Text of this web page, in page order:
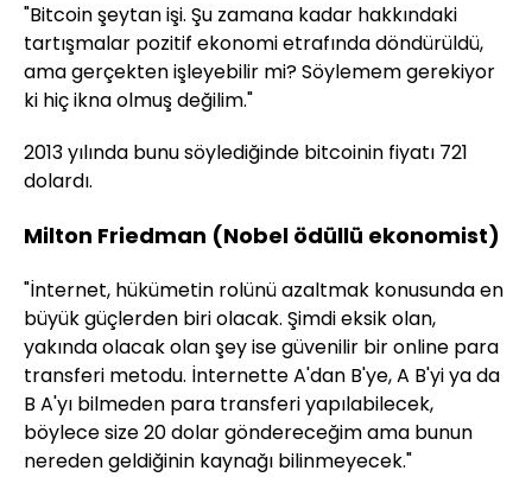
"Bitcoin şeytan işi. Şu zamana kadar hakkındaki
tartışmalar pozitif ekonomi etrafında döndürüldü,
ama gerçekten işleyebilir mi? Söylemem gerekiyor
ki hiç ikna olmuş değilim."
2013 yılında bunu söylediğinde bitcoinin fiyatı 721
dolardı.
Milton Friedman (Nobel ödüllü ekonomist)
"İnternet, hükümetin rolünü azaltmak konusunda en
büyük güçlerden biri olacak. Şimdi eksik olan,
yakında olacak olan şey ise güvenilir bir online para
transferi metodu. İnternette A'dan B'ye, A B'yi ya da
B A'yı bilmeden para transferi yapılabilecek,
böylece size 20 dolar göndereceğim ama bunun
nereden geldiğinin kaynağı bilinmeyecek."